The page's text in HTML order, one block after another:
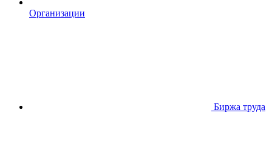
Организации
Биржа труда